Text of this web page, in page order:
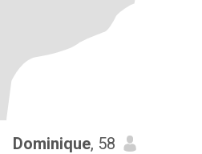
Dominique, 58